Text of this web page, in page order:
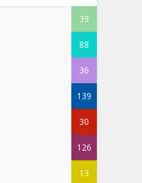
39
88
36
139
30
126
13